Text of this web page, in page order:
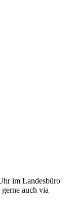
im Landesbüro
auch via